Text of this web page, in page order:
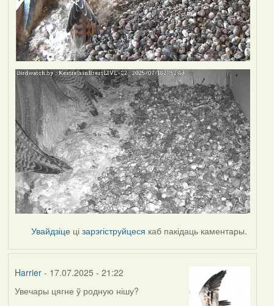
Увайдзіце цізарэгіструйцеся каб пакідаць каментары.
Harrier- 17.07.2025 - 21:22
Увечары цягне ў родную нішу?